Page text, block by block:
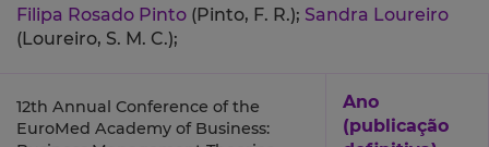
Filipa Rosado Pinto (Pinto, F. R.); Sandra Loureiro
(Loureiro, S. M. C.);
12th Annual Conference of the
EuroMed Academy of Business:
Ano
(publicação